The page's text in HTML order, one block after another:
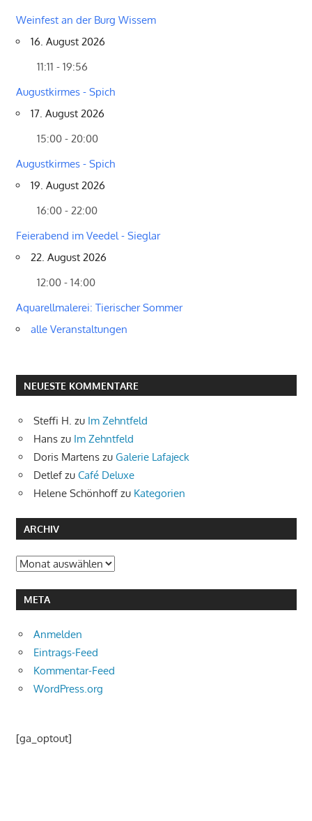
Weinfest an der Burg Wissem
16. August 2026
11:11 - 19:56
Augustkirmes - Spich
17. August 2026
15:00 - 20:00
Augustkirmes - Spich
19. August 2026
16:00 - 22:00
Feierabend im Veedel - Sieglar
22. August 2026
12:00 - 14:00
Aquarellmalerei: Tierischer Sommer
alle Veranstaltungen
NEUESTE KOMMENTARE
Steffi H. zu Im Zehntfeld
Hans zu Im Zehntfeld
Doris Martens zu Galerie Lafajeck
Detlefzu Café Deluxe
Helene Schönhoff zu Kategorien
ARCHIV
Archiv
META
Anmelden
Eintrags-Feed
Kommentar-Feed
WordPress.org
[ga_optout]